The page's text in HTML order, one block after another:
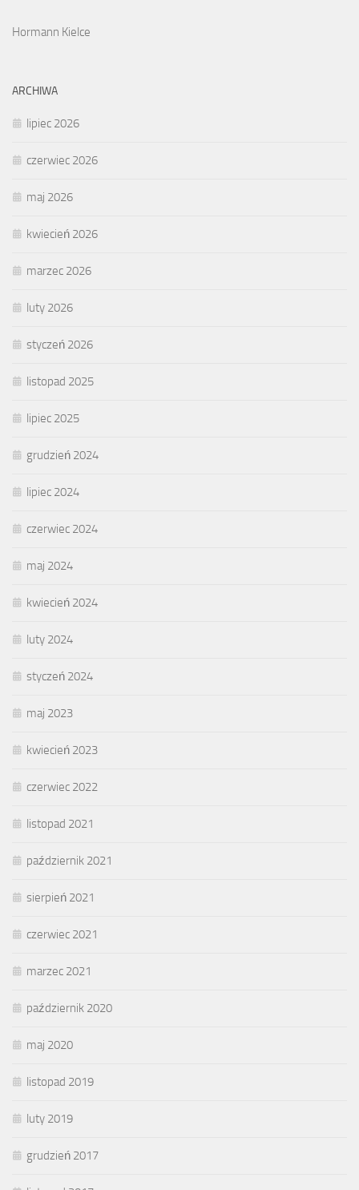
Hormann Kielce
ARCHIWA
lipiec 2026
czerwiec 2026
maj 2026
kwiecień 2026
marzec 2026
luty 2026
styczeń 2026
listopad 2025
lipiec 2025
grudzień 2024
lipiec 2024
czerwiec 2024
maj 2024
kwiecień 2024
luty 2024
styczeń 2024
maj 2023
kwiecień 2023
czerwiec 2022
listopad 2021
październik 2021
sierpień 2021
czerwiec 2021
marzec 2021
październik 2020
maj 2020
listopad 2019
luty 2019
grudzień 2017